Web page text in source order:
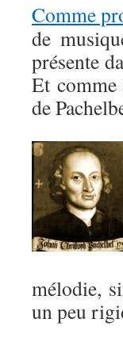
Comme
de
présente
Et comme
de
mélodie,
un peu